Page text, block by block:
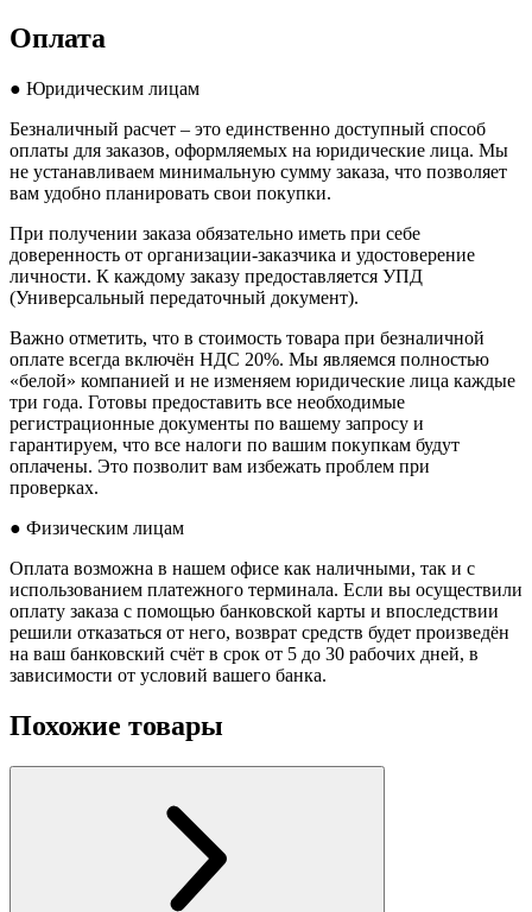
Оплата
● Юридическим лицам
Безналичный расчет – это единственно доступный способ
оплаты для заказов, оформляемых на юридические лица. Мы
не устанавливаем минимальную сумму заказа, что позволяет
вам удобно планировать свои покупки.
При получении заказа обязательно иметь при себе
доверенность от организации-заказчика и удостоверение
личности. К каждому заказу предоставляется УПД
(Универсальный передаточный документ).
Важно отметить, что в стоимость товара при безналичной
оплате всегда включён НДС 20%. Мы являемся полностью
«белой» компанией и не изменяем юридические лица каждые
три года. Готовы предоставить все необходимые
регистрационные документы по вашему запросу и
гарантируем, что все налоги по вашим покупкам будут
оплачены. Это позволит вам избежать проблем при
проверках.
● Физическим лицам
Оплата возможна в нашем офисе как наличными, так и с
использованием платежного терминала. Если вы осуществили
оплату заказа с помощью банковской карты и впоследствии
решили отказаться от него, возврат средств будет произведён
на ваш банковский счёт в срок от 5 до 30 рабочих дней, в
зависимости от условий вашего банка.
Похожие товары